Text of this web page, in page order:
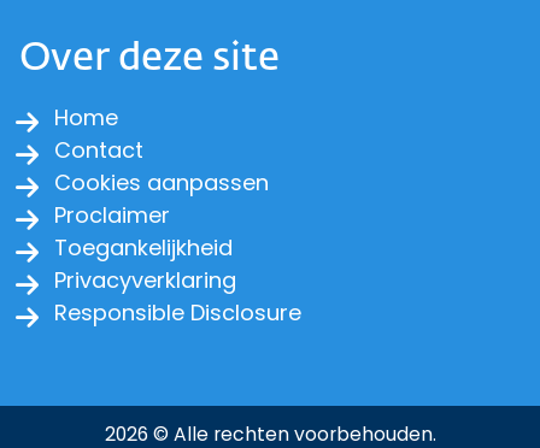
Over deze site
Home
Contact
Cookies aanpassen
Proclaimer
Toegankelijkheid
Privacyverklaring
Responsible Disclosure
2026 © Alle rechten voorbehouden.